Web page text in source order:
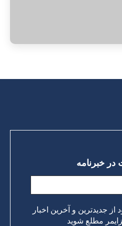
خبرنامه
جدیدترین و آخرین اخبار
مطلع شوید